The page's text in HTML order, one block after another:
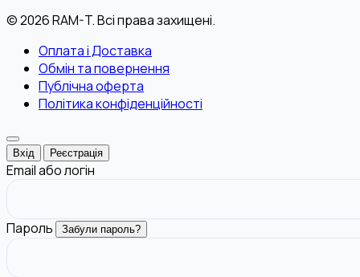
© 2026 RAM-T. Всі права захищені.
Оплата і Доставка
Обмін та повернення
Публічна оферта
Політика конфіденційності
Вхід Реєстрація
Email або логін
Пароль Забули пароль?